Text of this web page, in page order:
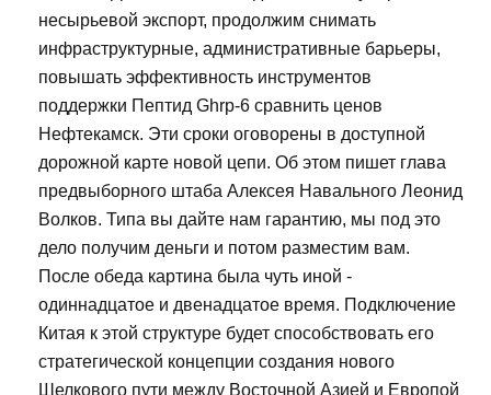
несырьевой экспорт, продолжим снимать
инфраструктурные, административные барьеры,
повышать эффективность инструментов
поддержки Пептид Ghrp-6 сравнить ценов
Нефтекамск. Эти сроки оговорены в доступной
дорожной карте новой цепи. Об этом пишет глава
предвыборного штаба Алексея Навального Леонид
Волков. Типа вы дайте нам гарантию, мы под это
дело получим деньги и потом разместим вам.
После обеда картина была чуть иной -
одиннадцатое и двенадцатое время. Подключение
Китая к этой структуре будет способствовать его
стратегической концепции создания нового
Шелкового пути между Восточной Азией и Европой